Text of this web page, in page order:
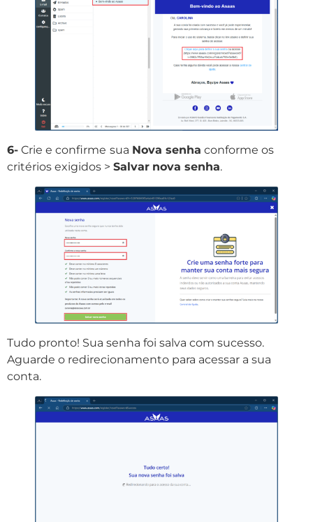
6- Crie e confirme sua Nova senha conforme os
critérios exigidos > Salvar nova senha.
Tudo pronto! Sua senha foi salva com sucesso.
Aguarde o redirecionamento para acessar a sua
conta.